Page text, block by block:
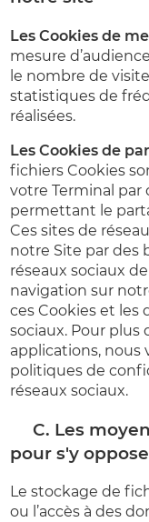
Les Cookies de
mesure
le nombre de
statistiques de
réalisées.
Les Cookies de
fichiers Cookies
votre Terminal par
permettant le
Ces sites de
notre Site par des
réseaux sociaux
navigation sur
ces Cookies et les
sociaux. Pour plus
applications, nous
politiques de
réseaux sociaux.
C. Les
pour s'y
Le stockage de
ou l’accès à des